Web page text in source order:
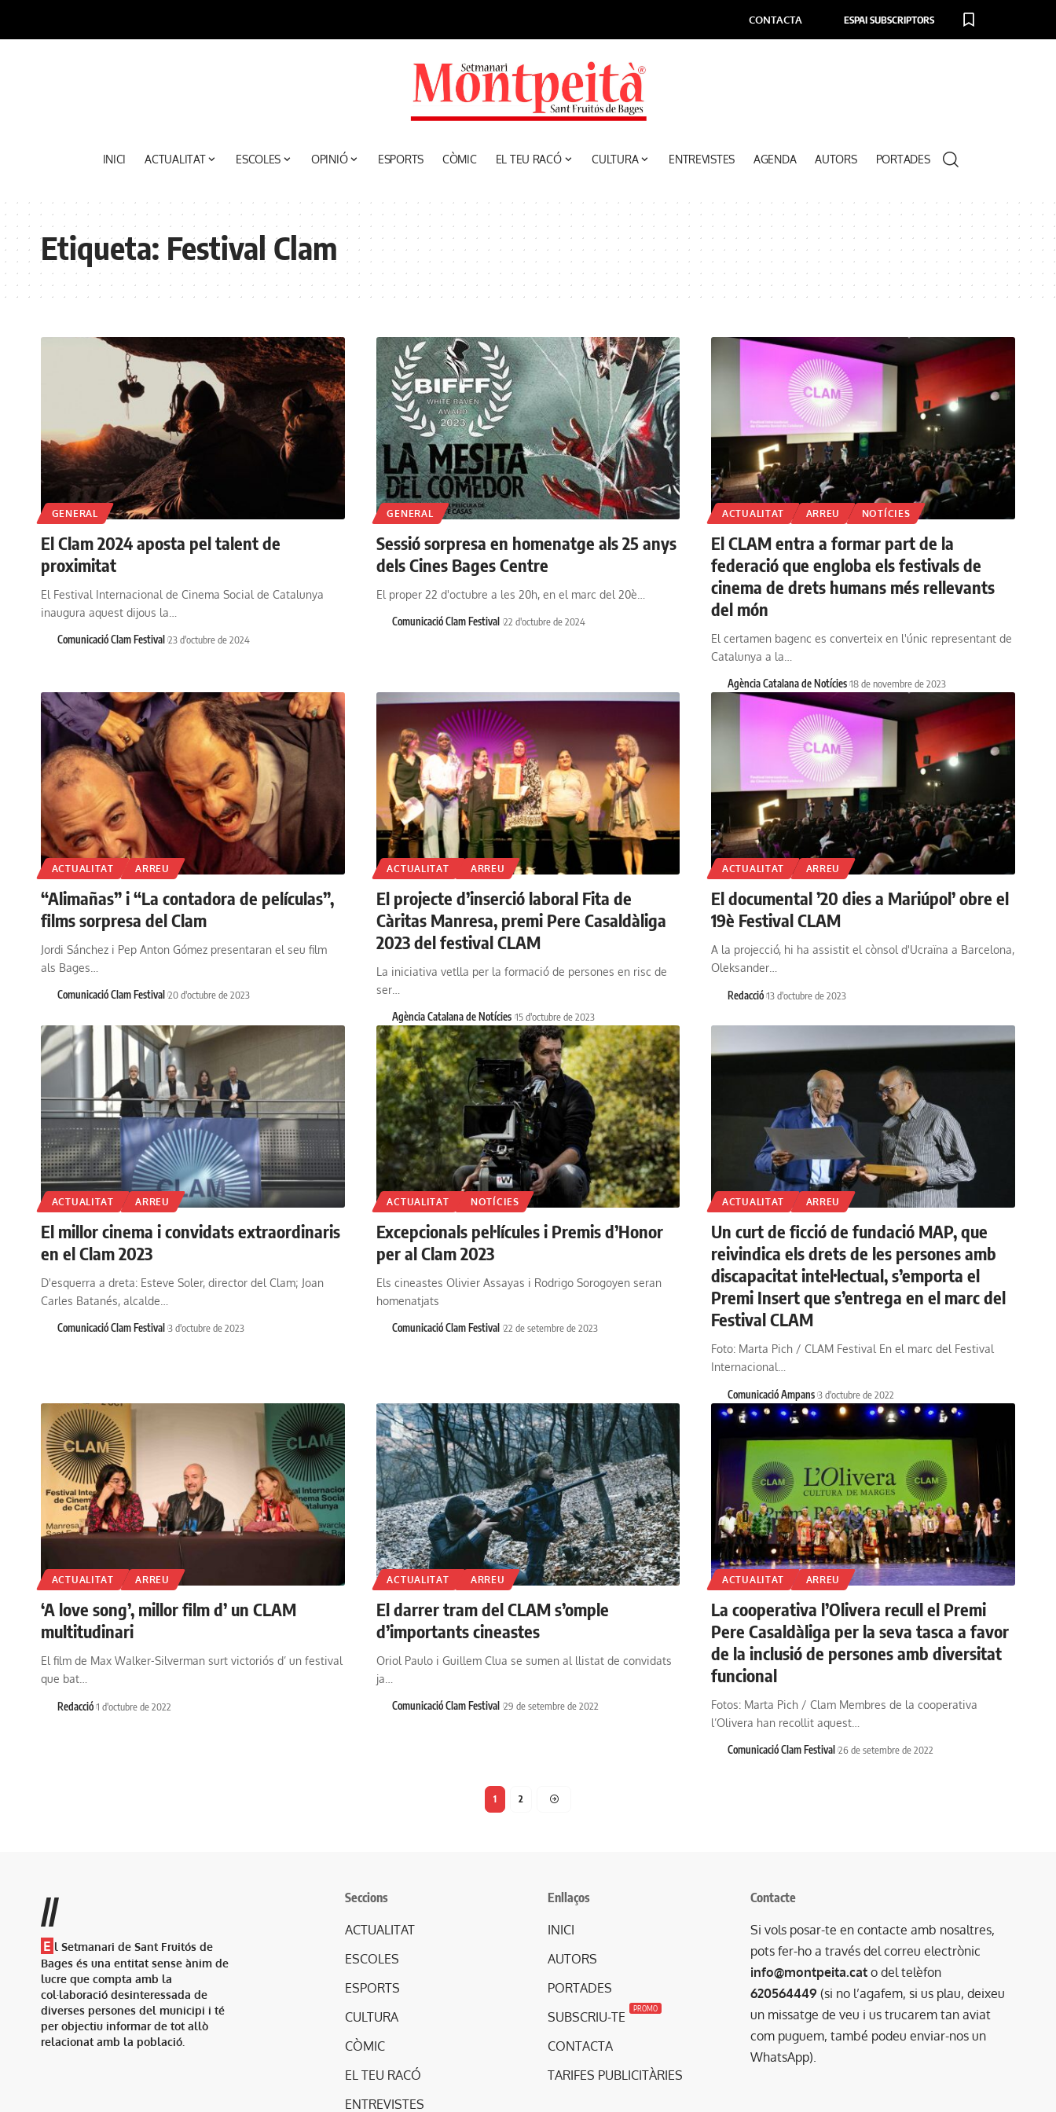
CONTACTA ESPAI SUBSCRIPTORS
INICI ACTUALITAT ESCOLES OPINIÓ ESPORTS CÒMIC EL TEU RACÓ CULTURA ENTREVISTES AGENDA AUTORS PORTADES
Etiqueta: Festival Clam
GENERAL
El Clam 2024 aposta pel talent de
proximitat
El Festival Internacional de Cinema Social de Catalunya
inaugura aquest dijous la…
Comunicació Clam Festival 23 d'octubre de 2024
GENERAL
Sessió sorpresa en homenatge als 25 anys
dels Cines Bages Centre
El proper 22 d'octubre a les 20h, en el marc del 20è…
Comunicació Clam Festival 22 d'octubre de 2024
ACTUALITAT ARREU NOTÍCIES
El CLAM entra a formar part de la
federació que engloba els festivals de
cinema de drets humans més rellevants
del món
El certamen bagenc es converteix en l'únic representant de
Catalunya a la…
Agència Catalana de Notícies 18 de novembre de 2023
ACTUALITAT ARREU
“Alimañas” i “La contadora de películas”,
films sorpresa del Clam
Jordi Sánchez i Pep Anton Gómez presentaran el seu film
als Bages…
Comunicació Clam Festival 20 d'octubre de 2023
ACTUALITAT ARREU
El projecte d’inserció laboral Fita de
Càritas Manresa, premi Pere Casaldàliga
2023 del festival CLAM
La iniciativa vetlla per la formació de persones en risc de
ser…
Agència Catalana de Notícies 15 d'octubre de 2023
ACTUALITAT ARREU
El documental ’20 dies a Mariúpol’ obre el
19è Festival CLAM
A la projecció, hi ha assistit el cònsol d'Ucraïna a Barcelona,
Oleksander…
Redacció 13 d'octubre de 2023
ACTUALITAT ARREU
El millor cinema i convidats extraordinaris
en el Clam 2023
D'esquerra a dreta: Esteve Soler, director del Clam; Joan
Carles Batanés, alcalde…
Comunicació Clam Festival 3 d'octubre de 2023
ACTUALITAT NOTÍCIES
Excepcionals pel·lícules i Premis d’Honor
per al Clam 2023
Els cineastes Olivier Assayas i Rodrigo Sorogoyen seran
homenatjats
Comunicació Clam Festival 22 de setembre de 2023
ACTUALITAT ARREU
Un curt de ficció de fundació MAP, que
reivindica els drets de les persones amb
discapacitat intel·lectual, s’emporta el
Premi Insert que s’entrega en el marc del
Festival CLAM
Foto: Marta Pich / CLAM Festival En el marc del Festival
Internacional…
Comunicació Ampans 3 d'octubre de 2022
ACTUALITAT ARREU
‘A love song’, millor film d’ un CLAM
multitudinari
El film de Max Walker-Silverman surt victoriós d’ un festival
que bat…
Redacció 1 d'octubre de 2022
ACTUALITAT ARREU
El darrer tram del CLAM s’omple
d’importants cineastes
Oriol Paulo i Guillem Clua se sumen al llistat de convidats
ja…
Comunicació Clam Festival 29 de setembre de 2022
ACTUALITAT ARREU
La cooperativa l’Olivera recull el Premi
Pere Casaldàliga per la seva tasca a favor
de la inclusió de persones amb diversitat
funcional
Fotos: Marta Pich / Clam Membres de la cooperativa
l’Olivera han recollit aquest…
Comunicació Clam Festival 26 de setembre de 2022
1 2
//
E l Setmanari de Sant Fruitós de
Bages és una entitat sense ànim de
lucre que compta amb la
col·laboració desinteressada de
diverses persones del municipi i té
per objectiu informar de tot allò
relacionat amb la població.
Seccions
ACTUALITAT
ESCOLES
ESPORTS
CULTURA
CÒMIC
EL TEU RACÓ
ENTREVISTES
Enllaços
INICI
AUTORS
PORTADES
SUBSCRIU-TE
PROMO
CONTACTA
TARIFES PUBLICITÀRIES
Contacte
Si vols posar-te en contacte amb nosaltres,
pots fer-ho a través del correu electrònic
info@montpeita.cat o del telèfon
620564449 (si no l’agafem, si us plau, deixeu
un missatge de veu i us trucarem tan aviat
com puguem, també podeu enviar-nos un
WhatsApp).